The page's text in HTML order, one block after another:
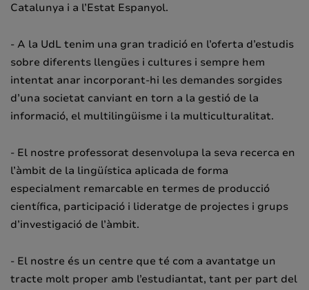
Catalunya i a l’Estat Espanyol.
- A la UdL tenim una gran tradició en l’oferta d’estudis
sobre diferents llengües i cultures i sempre hem
intentat anar incorporant-hi les demandes sorgides
d’una societat canviant en torn a la gestió de la
informació, el multilingüisme i la multiculturalitat.
- El nostre professorat desenvolupa la seva recerca en
l’àmbit de la lingüística aplicada de forma
especialment remarcable en termes de producció
científica, participació i lideratge de projectes i grups
d’investigació de l’àmbit.
- El nostre és un centre que té com a avantatge un
tracte molt proper amb l’estudiantat, tant per part del